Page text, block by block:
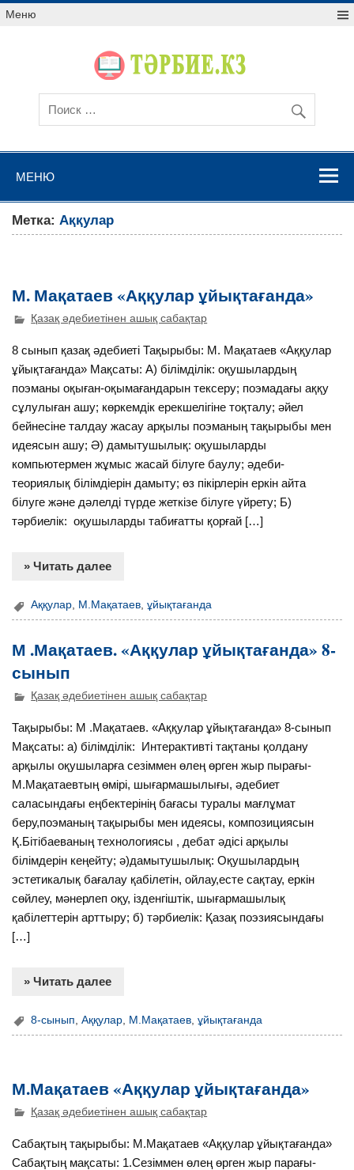
Меню
МЕНЮ
Метка:Аққулар
М. Мақатаев «Аққулар ұйықтағанда»
Қазақ әдебиетінен ашық сабақтар
8 сынып қазақ әдебиеті Тақырыбы: М. Мақатаев «Аққулар
ұйықтағанда» Мақсаты: А) білімділік: оқушылардың
поэманы оқыған-оқымағандарын тексеру; поэмадағы аққу
сұлулыған ашу; көркемдік ерекшелігіне тоқталу; әйел
бейнесіне талдау жасау арқылы поэманың тақырыбы мен
идеясын ашу; Ә) дамытушылық: оқушыларды
компьютермен жұмыс жасай білуге баулу; әдеби-
теориялық білімдіерін дамыту; өз пікірлерін еркін айта
білуге және дәлелді түрде жеткізе білуге үйрету; Б)
тәрбиелік: оқушыларды табиғатты қорғай […]
» Читать далее
Аққулар, М.Мақатаев,ұйықтағанда
М .Мақатаев. «Аққулар ұйықтағанда» 8-
сынып
Қазақ әдебиетінен ашық сабақтар
Тақырыбы: М .Мақатаев. «Аққулар ұйықтағанда» 8-сынып
Мақсаты: а) білімділік: Интерактивті тақтаны қолдану
арқылы оқушыларға сезіммен өлең өрген жыр пырағы-
М.Мақатаевтың өмірі, шығармашылығы, әдебиет
саласындағы еңбектерінің бағасы туралы мағлұмат
беру,поэманың тақырыбы мен идеясы, композициясын
Қ.Бітібаеваның технологиясы , дебат әдісі арқылы
білімдерін кеңейту; ә)дамытушылық: Оқушылардың
эстетикалық бағалау қабілетін, ойлау,есте сақтау, еркін
сөйлеу, мәнерлеп оқу, ізденгіштік, шығармашылық
қабілеттерін арттыру; б) тәрбиелік: Қазақ поэзиясындағы
[…]
» Читать далее
8-сынып,Аққулар, М.Мақатаев,ұйықтағанда
М.Мақатаев «Аққулар ұйықтағанда»
Қазақ әдебиетінен ашық сабақтар
Сабақтың тақырыбы: М.Мақатаев «Аққулар ұйықтағанда»
Сабақтың мақсаты: 1.Сезіммен өлең өрген жыр парағы-